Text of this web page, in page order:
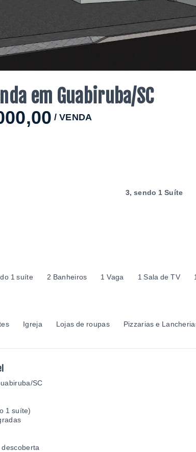
em Guabiruba/SC
/VENDA
3, sendo 1 Suíte
1 suíte 2 Banheiros 1 Vaga 1 Sala de TV
Igreja Lojas de roupas Pizzarias e
SC
1 suíte)
descoberta